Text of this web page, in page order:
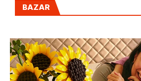
BAZAR